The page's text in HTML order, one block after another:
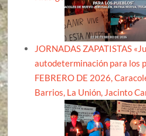
JORNADAS ZAPATISTAS
autodeterminación para los
FEBRERO DE 2026,
Barrios, La Unión, Jacinto